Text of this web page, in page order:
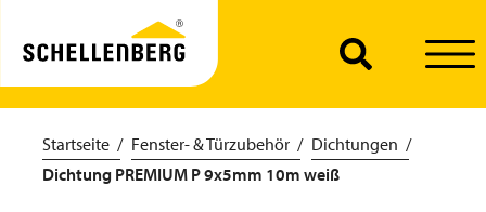
Startseite Fenster- & Türzubehör
Dichtungen
Dichtung PREMIUM P 9x5mm 10m weiß